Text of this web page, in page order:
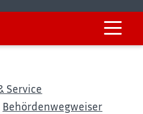
Service
Behördenwegweiser